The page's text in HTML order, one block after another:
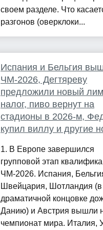
своем разделе. Что
разгонов (оверклоки...
Испания и Бельгия
ЧМ-2026, Дегтяреву
предложили новый
налог, пиво вернут на
стадионы в 2026-м,
купил виллу и другие
1. В Европе завершился
групповой этап
ЧМ-2026. Испания,
Швейцария, Шотландия (в
драматичной концовке
Данию) и Австрия вышли
чемпионат мира. Италия,